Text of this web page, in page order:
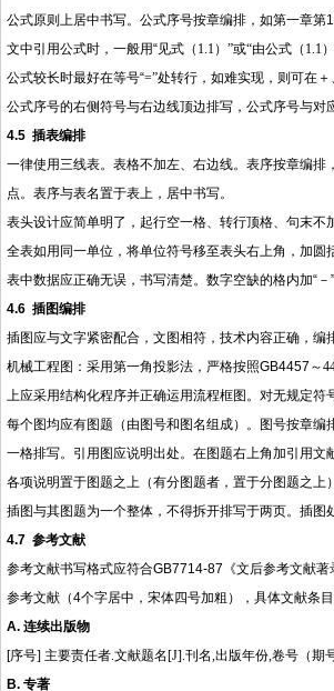
公式原则上居中书写。公式序号按章编排，如第一章第1
文中引用公式时，一般用“见式（ 1.1）”或“由公式（ 1.1）
公式较长时最好在等号“=”处转行，如难实现，则可在
公式序号的右侧符号与右边线顶边排写，公式序号与对
4.5 插表编排
一律使用三线表。表格不加左、右边线。表序按章编排
点。表序与表名置于表上，居中书写。
表头设计应简单明了，起行空一格、转行顶格、句末不
全表如用同一单位，将单位符号移至表头右上角，加圆
表中数据应正确无误，书写清楚。数字空缺的格内加“
4.6 插图编排
插图应与文字紧密配合，文图相符，技术内容正确，
机械工程图：采用第一角投影法，严格按照GB4457 ～
上应采用结构化程序并正确运用流程框图。对无规定
每个图均应有图题（由图号和图名组成）。图号按章编
一格排写。引用图应说明出处。在图题右上角加引用文
各项说明置于图题之上（有分图题者，置于分图题之上）
插图与其图题为一个整体，不得拆开排写于两页。插
4.7 参考文献
参考文献书写格式应符合GB7714-87 《文后参考文献
参考文献（4个字居中，宋体四号加粗），具体文献条
A. 连续出版物
[序号] 主要责任者.文献题名 [J].刊名,出版年份,卷号（期
B. 专著